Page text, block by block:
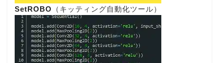
SetROBO （キッティング自動化ツール）